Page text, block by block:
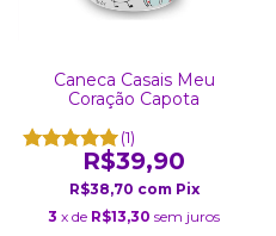
Caneca Casais Meu
Coração Capota
(1)
R$39,90
R$38,70 com Pix
3 x de R$13,30 sem juros